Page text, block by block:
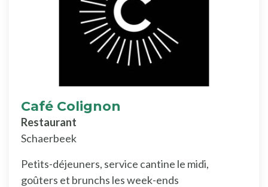
Café Colignon
Restaurant
Schaerbeek
Petits-déjeuners, service cantine le midi,
goûters et brunchs les week-ends